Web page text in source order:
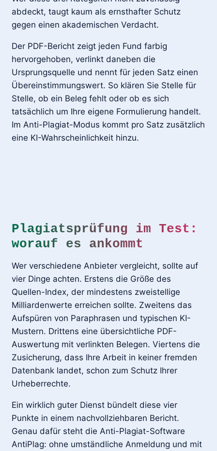
abdeckt, taugt kaum als ernsthafter Schutz
gegen einen akademischen Verdacht.
Der PDF-Bericht zeigt jeden Fund farbig
hervorgehoben, verlinkt daneben die
Ursprungsquelle und nennt für jeden Satz einen
Übereinstimmungswert. So klären Sie Stelle für
Stelle, ob ein Beleg fehlt oder ob es sich
tatsächlich um Ihre eigene Formulierung handelt.
Im Anti-Plagiat-Modus kommt pro Satz zusätzlich
eine KI-Wahrscheinlichkeit hinzu.
Plagiatsprüfung im Test:
worauf es ankommt
Wer verschiedene Anbieter vergleicht, sollte auf
vier Dinge achten. Erstens die Größe des
Quellen-Index, der mindestens zweistellige
Milliardenwerte erreichen sollte. Zweitens das
Aufspüren von Paraphrasen und typischen KI-
Mustern. Drittens eine übersichtliche PDF-
Auswertung mit verlinkten Belegen. Viertens die
Zusicherung, dass Ihre Arbeit in keiner fremden
Datenbank landet, schon zum Schutz Ihrer
Urheberrechte.
Ein wirklich guter Dienst bündelt diese vier
Punkte in einem nachvollziehbaren Bericht.
Genau dafür steht die Anti-Plagiat-Software
AntiPlag: ohne umständliche Anmeldung und mit